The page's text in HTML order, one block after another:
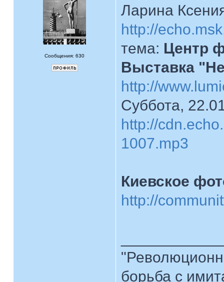
Сообщения: 630
Ларина
http://
тема: Центр
Выставка
http://
Суббота,
http://
1007.mp3
Киевское
http://
борьба с